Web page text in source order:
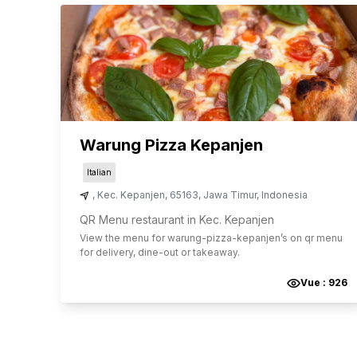
Warung Pizza Kepanjen
Italian
, Kec. Kepanjen, 65163, Jawa Timur, Indonesia
QR Menu restaurant in Kec. Kepanjen
View the menu forwarung-pizza-kepanjen’s on qr menu
for delivery, dine-out or takeaway.
Vue : 926